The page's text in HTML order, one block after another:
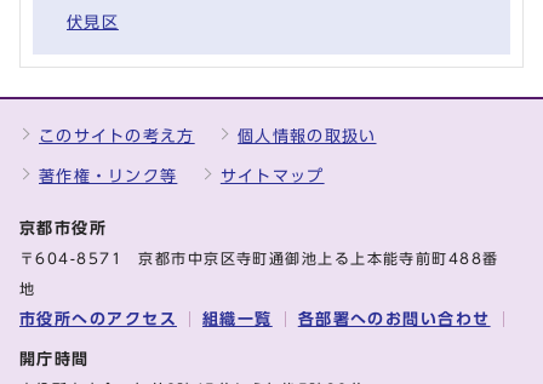
伏見区
このサイトの考え方 個人情報の取扱い
著作権・リンク等 サイトマップ
京都市役所
〒604-8571 京都市中京区寺町通御池上る上本能寺前町488番
地
市役所へのアクセス 組織一覧 各部署へのお問い合わせ
開庁時間